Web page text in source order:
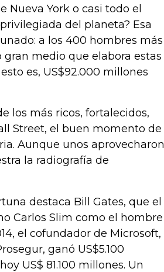
Nueva York o casi todo el
del planeta? Esa
a los 400 hombres más
medio que elabora estas
es, US$92.000 millones
los más ricos, fortalecidos,
Street, el buen momento de
Aunque unos aprovecharon
la radiografía de
destaca Bill Gates, que el
Carlos Slim como el hombre
el cofundador de Microsoft,
ganó US$5.100
US$ 81.100 millones. Un